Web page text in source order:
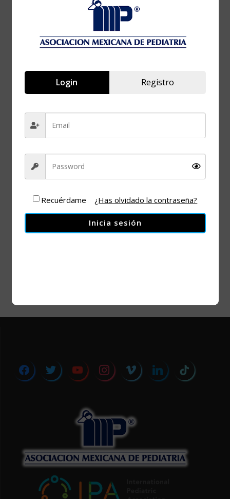
HORA
8:00 pm - 9:00 pm
Decálogo del
dengue para el
peditra
facebook twitter youtube instagramvimeo linkedin tiktok
Login Registro
Recuérdame ¿Has olvidado la contraseña?
Inicia sesión